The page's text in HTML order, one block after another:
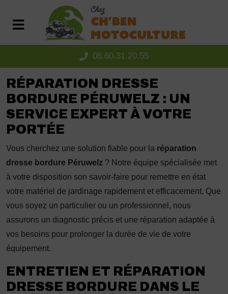
06.60.31.20.55
RÉPARATION DRESSE
BORDURE PÉRUWELZ : UN
SERVICE EXPERT À VOTRE
PORTÉE
Vous cherchez une solution fiable pour la réparation
dresse bordure Péruwelz ? Notre équipe spécialisée met
à votre disposition son savoir-faire pour remettre en état
votre matériel de jardinage rapidement et efficacement. Que
vous soyez un particulier ou un professionnel, nous
assurons un diagnostic précis et une réparation adaptée à
vos besoins pour prolonger la durée de vie de votre
équipement.
ENTRETIEN ET RÉPARATION
DRESSE BORDURE DANS LE
Panneau de gestion des cookies